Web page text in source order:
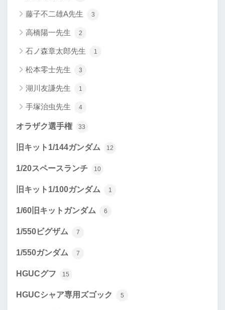
藤子不二雄A先生 3
高橋陽一先生 2
石ノ森章太郎先生 1
松本零士先生 3
湖川友謙先生 1
手塚治虫先生 4
オラザク選手権 33
旧キット1/144ガンダム 12
1/20スペースランチ 10
旧キット1/100ガンダム 1
1/60旧キットガンダム 6
1/550ビグザム 7
1/550ガンダム 7
HGUCグフ 15
HGUCシャア専用ズゴック 5